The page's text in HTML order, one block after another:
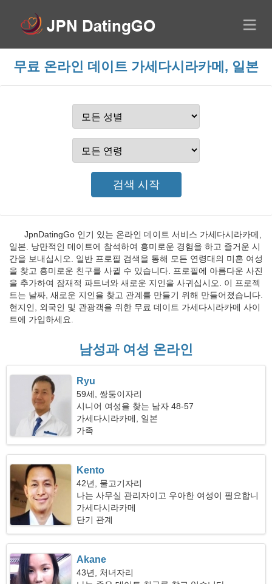
무료 온라인 데이트 가세다시라카메, 일본
JpnDatingGo 인기 있는 온라인 데이트 서비스 가세다시라카메,
일본. 낭만적인 데이트에 참석하여 흥미로운 경험을 하고 즐거운 시
간을 보내십시오. 일반 프로필 검색을 통해 모든 연령대의 미혼 여성
을 찾고 흥미로운 친구를 사귈 수 있습니다. 프로필에 아름다운 사진
을 추가하여 잠재적 파트너와 새로운 지인을 사귀십시오. 이 프로젝
트는 날짜, 새로운 지인을 찾고 관계를 만들기 위해 만들어졌습니다.
현지인, 외국인 및 관광객을 위한 무료 데이트 가세다시라카메 사이
트에 가입하세요.
남성과 여성 온라인
Ryu
59세, 쌍둥이자리
시니어 여성을 찾는 남자 48-57
가세다시라카메, 일본
가족
Kento
42년, 물고기자리
나는 사무실 관리자이고 우아한 여성이 필요합니
다
가세다시라카메
단기 관계
Akane
43년, 처녀자리